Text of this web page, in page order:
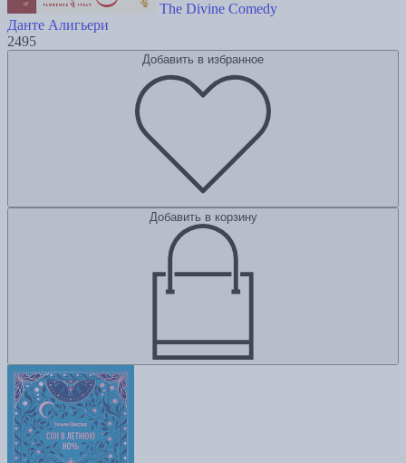
The Divine Comedy
Данте Алигьери
2495
Добавить в избранное
Добавить в корзину